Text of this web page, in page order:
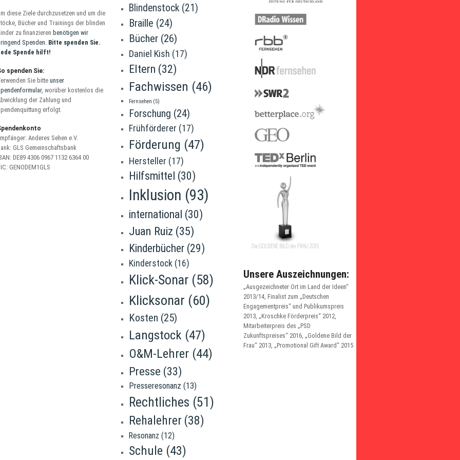
diese Ziele durchzusetzen und um die
Bücher und Trainings der blinden
zu finanzieren benötigen wir
Spenden. Bitte spenden Sie.
Spende hilft!
spenden Sie:
Sie bitteunser
, worüber kostenlos die
der Zahlung und
erfolgt.
Anderes Sehen e.V.
GLS Gemeinschaftsbank
DE89 4306 0967 1132 6364 00
GENODEM1GLS
Blindenstock (21)
Braille (24)
Bücher(26)
Daniel Kish (17)
Eltern (32)
Fachwissen (46)
Fernsehen (5)
Forschung (24)
Frühförderer (17)
Förderung (47)
Hersteller (17)
Hilfsmittel (30)
Inklusion (93)
international (30)
Juan Ruiz (35)
Kinderbücher(29)
Kinderstock(16)
Klick-Sonar(58)
Klicksonar (60)
Kosten (25)
Langstock (47)
O&M-Lehrer(44)
Presse (33)
Presseresonanz (13)
Rechtliches (51)
Rehalehrer (38)
Resonanz (12)
Schule(43)
Unsere Auszeichnungen:
„Ausgezeichneter Ort im Land der Ideen“
2013/14, Finalist zum „Deutschen
Engagementpreis“ und Publikumspreis
2013, „Kroschke Förderpreis“ 2012,
Mitarbeiterpreis des „PSD
Zukunftspreises“ 2016, „Goldene Bild der
Frau“ 2013, „Promotional Gift Award“ 2015